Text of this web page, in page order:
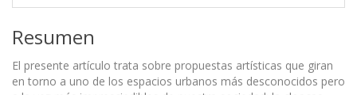
Resumen
El presente artículo trata sobre propuestas artísticas que giran
en torno a uno de los espacios urbanos más desconocidos pero